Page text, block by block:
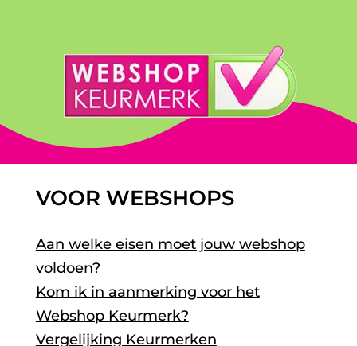
VOOR WEBSHOPS
Aan welke eisen moet jouw webshop
voldoen?
Kom ik in aanmerking voor het
Webshop Keurmerk?
Vergelijking Keurmerken